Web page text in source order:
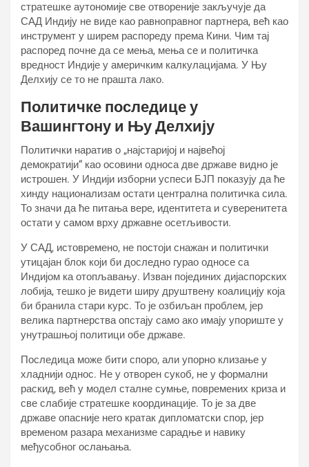
стратешке аутономије све отвореније закључује да
САД Индију не виде као равноправног партнера, већ као
инструмент у ширем распореду према Кини. Чим тај
распоред почне да се мења, мења се и политичка
вредност Индије у америчким калкулацијама. У Њу
Делхију се то не прашта лако.
Политичке последице у
Вашингтону и Њу Делхију
Политички наратив о „најстаријој и највећој
демократији“ као осовини односа две државе видно је
истрошен. У Индији изборни успеси БЈП показују да ће
хинду национализам остати централна политичка сила.
То значи да ће питања вере, идентитета и суверенитета
остати у самом врху државне осетљивости.
У САД, истовремено, не постоји снажан и политички
утицајан блок који би доследно гурао односе са
Индијом ка отопљавању. Изван појединих дијаспорских
лобија, тешко је видети ширу друштвену коалицију која
би бранила стари курс. То је озбиљан проблем, јер
велика партнерства опстају само ако имају упориште у
унутрашњој политици обе државе.
Последица може бити споро, али упорно клизање у
хладнији однос. Не у отворен сукоб, не у формални
раскид, већ у модел сталне сумње, повремених криза и
све слабије стратешке координације. То је за две
државе опасније него кратак дипломатски спор, јер
временом разара механизме сарадње и навику
међусобног ослањања.